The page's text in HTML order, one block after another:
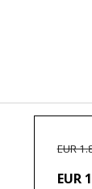
EUR
EUR